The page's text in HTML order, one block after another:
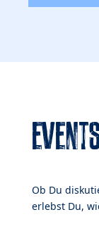
Ob Du
erlebst Du,